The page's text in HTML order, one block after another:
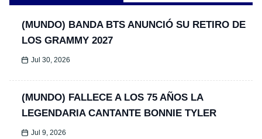
(MUNDO) BANDA BTS ANUNCIÓ SU RETIRO DE
LOS GRAMMY 2027
Jul 30, 2026
(MUNDO) FALLECE A LOS 75 AÑOS LA
LEGENDARIA CANTANTE BONNIE TYLER
Jul 9, 2026